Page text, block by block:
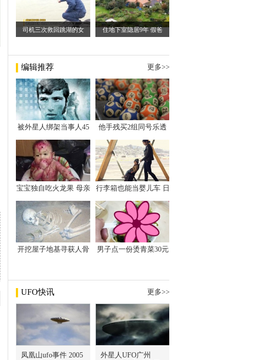
司机三次救回跳湖的女 住地下室隐居9年 假爸
编辑推荐 更多>>
被外星人绑架当事人45
斯卡古拉事件
他手残买2组同号乐透
万
宝宝独自吃火龙果 母亲
行李箱也能当婴儿车 日
开挖屋子地基寻获人骨
男子点一份烫青菜30元
UFO快讯 更多>>
凤凰山ufo事件 2005
外星人UFO广州